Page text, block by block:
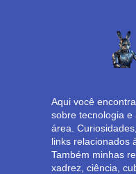
Aqui você
sobre tecnologia e
área.
links relacionados
Também minhas
xadrez, ciência,